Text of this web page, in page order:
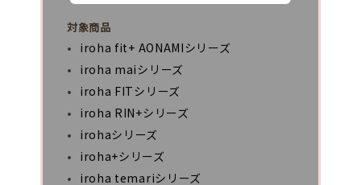
対象商品
iroha fit+ AONAMIシリーズ
iroha maiシリーズ
iroha FITシリーズ
iroha RIN+シリーズ
irohaシリーズ
iroha+シリーズ
iroha temariシリーズ